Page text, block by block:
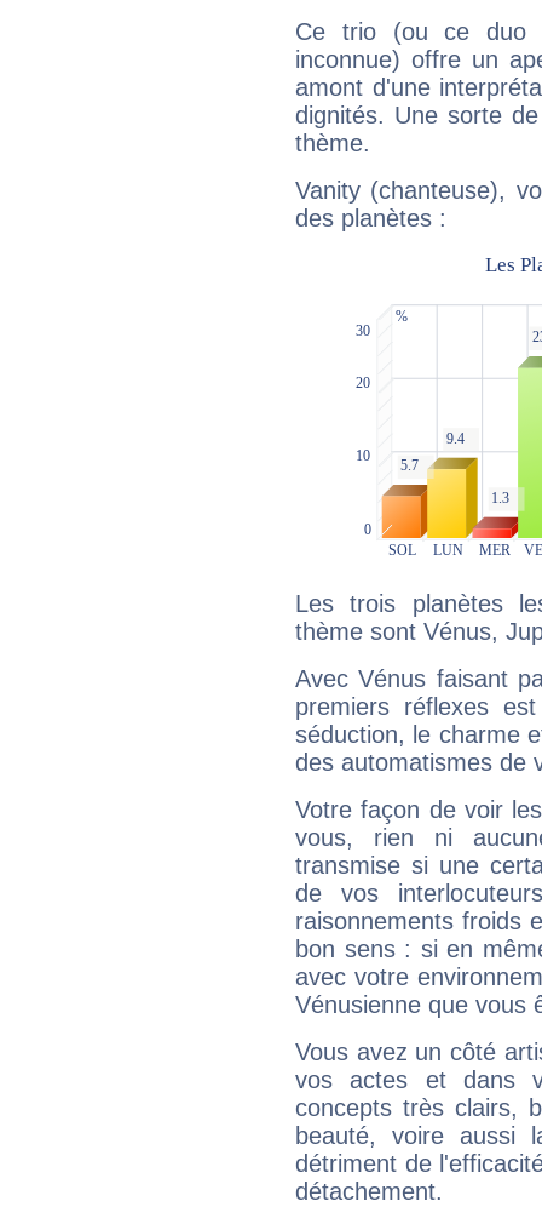
Ce trio (ou ce duo
inconnue) offre un
amont d'une
dignités. Une sorte
thème.
Vanity (chanteuse),
des planètes :
Les trois planètes
thème sont Vénus,
Avec Vénus faisant
premiers réflexes
séduction, le charme
des automatismes de
Votre façon de voir
vous, rien ni
transmise si une
de vos
raisonnements froids
bon sens : si en
avec votre
Vénusienne que vous
Vous avez un côté
vos actes et dans
concepts très clairs,
beauté, voire aussi
détriment de
détachement.